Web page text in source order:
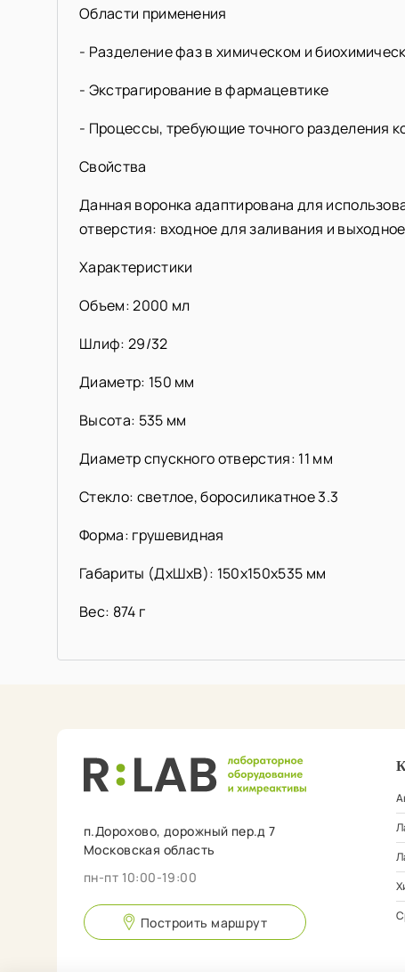
Области применения
- Разделение фаз в химическом и
- Экстрагирование в фармацевтике
- Процессы, требующие точного разделения
Свойства
Данная воронка адаптирована для
отверстия: входное для заливания и
Характеристики
Объем: 2000 мл
Шлиф: 29/32
Диаметр: 150 мм
Высота: 535 мм
Диаметр спускного отверстия: 11 мм
Стекло: светлое, боросиликатное 3.3
Форма: грушевидная
Габариты (ДхШхВ): 150х150х535 мм
Вес: 874 г
п.Дорохово, дорожный пер.д 7
Московская область
пн-пт 10:00-19:00
Построить маршрут